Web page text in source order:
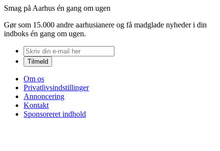
Smag på Aarhus én gang om ugen
Gør som 15.000 andre aarhusianere og få madglade nyheder i din
indboks én gang om ugen.
Om os
Privatlivsindstillinger
Annoncering
Kontakt
Sponsoreret indhold